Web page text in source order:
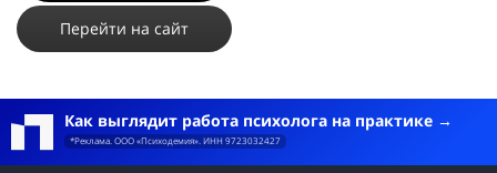
Перейти на сайт
Как выглядит работа психолога на практике
*Реклама. ООО «Психодемия». ИНН 9723032427